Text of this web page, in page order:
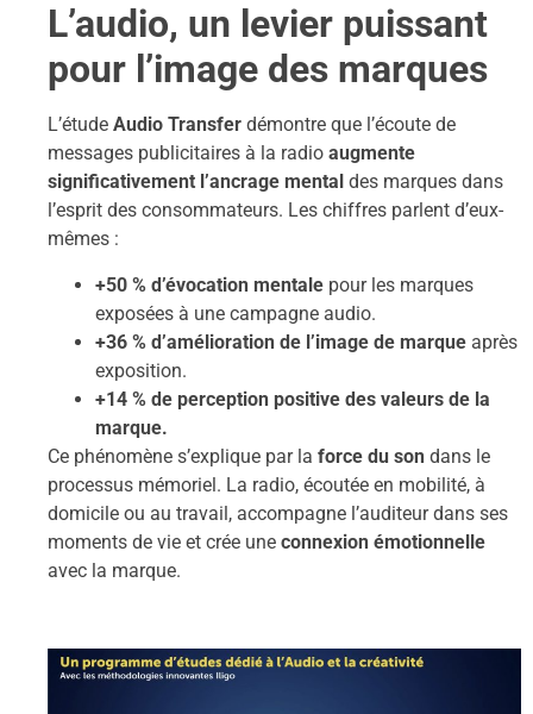
L’audio, un levier puissant
pour l’image des marques
L’étude Audio Transfer démontre que l’écoute de
messages publicitaires à la radio augmente
significativement l’ancrage mental des marques dans
l’esprit des consommateurs. Les chiffres parlent d’eux-
mêmes :
+50 % d’évocation mentale pour les marques
exposées à une campagne audio.
+36 % d’amélioration de l’image de marque après
exposition.
+14 % de perception positive des valeurs de la
marque.
Ce phénomène s’explique par la force du son dans le
processus mémoriel. La radio, écoutée en mobilité, à
domicile ou au travail, accompagne l’auditeur dans ses
moments de vie et crée une connexion émotionnelle
avec la marque.